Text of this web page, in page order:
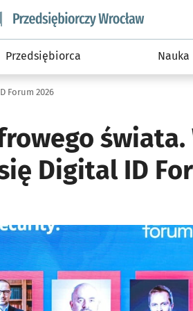
wroclaw.pl podserwis:
Przedsiębiorca Nauka
Forum 2026
świata.
Digital ID